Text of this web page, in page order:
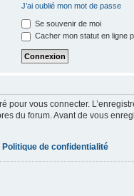
J’ai oublié mon mot de passe
Se souvenir de moi
Cacher mon statut en ligne
pour vous connecter.
du forum. Avant de vous
Politique de confidentialité